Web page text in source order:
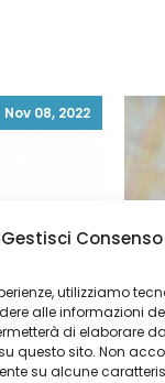
Gestisci
utilizziamo
alle informazioni
di elaborare
questo sito. Non
su alcune
Nov 08, 2022